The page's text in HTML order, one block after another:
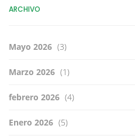
ARCHIVO
Mayo 2026 (3)
Marzo 2026 (1)
febrero 2026 (4)
Enero 2026 (5)